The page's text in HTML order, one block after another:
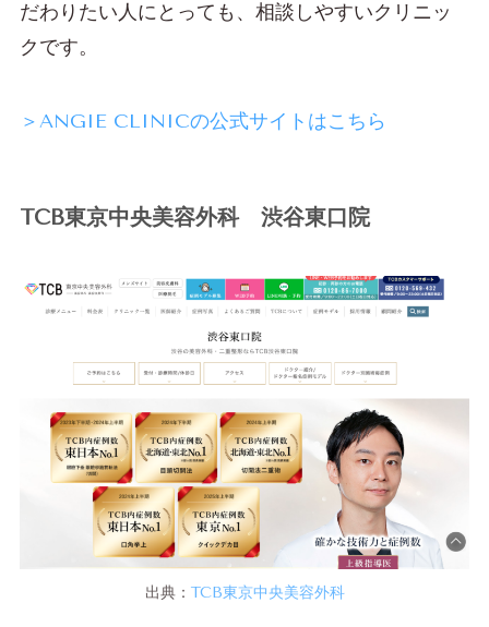
だわりたい人にとっても、相談しやすいクリニッ
クです。
＞ANGIE CLINICの公式サイトはこちら
TCB東京中央美容外科 渋谷東口院
出典： TCB東京中央美容外科